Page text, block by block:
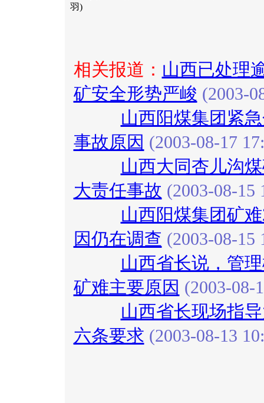
羽)
相关报道： 山西已处理
矿安全形势严峻 (2003-
山西阳煤集团紧
事故原因 (2003-08-17
山西大同杏儿沟
大责任事故 (2003-08-15
山西阳煤集团矿
因仍在调查 (2003-08-15
山西省长说，管
矿难主要原因 (2003-08-
山西省长现场指
六条要求 (2003-08-13